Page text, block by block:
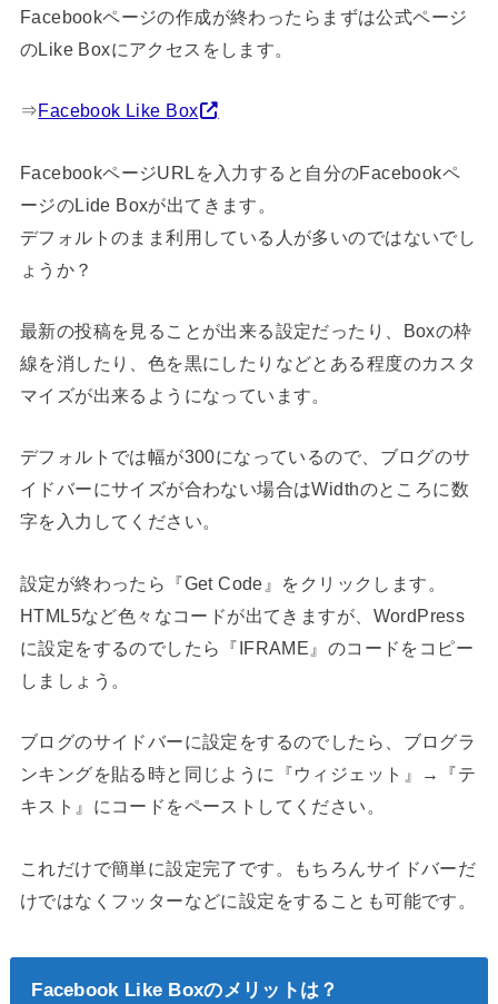
Facebookページの作成が終わったらまずは公式ページ
のLike Boxにアクセスをします。
⇒Facebook Like Box
FacebookページURLを入力すると自分のFacebookペ
ージのLide Boxが出てきます。
デフォルトのまま利用している人が多いのではないでし
ょうか？
最新の投稿を見ることが出来る設定だったり、Boxの枠
線を消したり、色を黒にしたりなどとある程度のカスタ
マイズが出来るようになっています。
デフォルトでは幅が300になっているので、ブログのサ
イドバーにサイズが合わない場合はWidthのところに数
字を入力してください。
設定が終わったら『Get Code』をクリックします。
HTML5など色々なコードが出てきますが、WordPress
に設定をするのでしたら『IFRAME』のコードをコピー
しましょう。
ブログのサイドバーに設定をするのでしたら、ブログラ
ンキングを貼る時と同じように『ウィジェット』→『テ
キスト』にコードをペーストしてください。
これだけで簡単に設定完了です。もちろんサイドバーだ
けではなくフッターなどに設定をすることも可能です。
Facebook Like Boxのメリットは？